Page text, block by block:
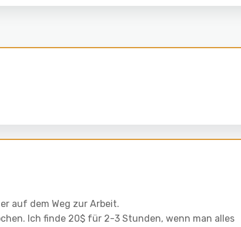
auf dem Weg zur Arbeit.
Ich finde 20$ für 2-3 Stunden, wenn man alles